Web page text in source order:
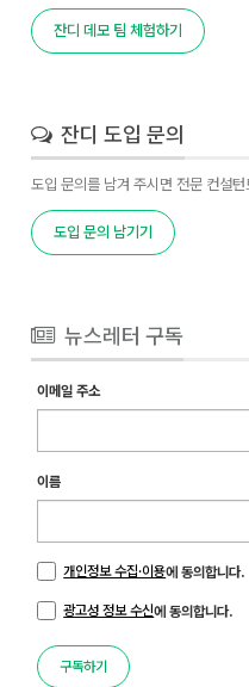
잔디 데모 팀 체험하기
잔디 도입 문의
도입 문의를 남겨 주시면 전문 컨설
도입 문의 남기기
뉴스레터 구독
이메일 주소
이름
개인정보 수집·이용에 동의합니다.
광고성 정보 수신에 동의합니다.
구독하기